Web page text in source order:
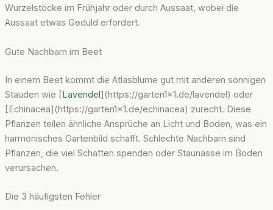
Wurzelstöcke im Frühjahr oder durch Aussaat, wobei die
Aussaat etwas Geduld erfordert.
Gute Nachbarn im Beet
In einem Beet kommt die Atlasblume gut mit anderen sonnigen
Stauden wie [Lavendel](https://garten1x1.de/lavendel) oder
[Echinacea](https://garten1x1.de/echinacea) zurecht. Diese
Pflanzen teilen ähnliche Ansprüche an Licht und Boden, was ein
harmonisches Gartenbild schafft. Schlechte Nachbarn sind
Pflanzen, die viel Schatten spenden oder Staunässe im Boden
verursachen.
Die 3 häufigsten Fehler